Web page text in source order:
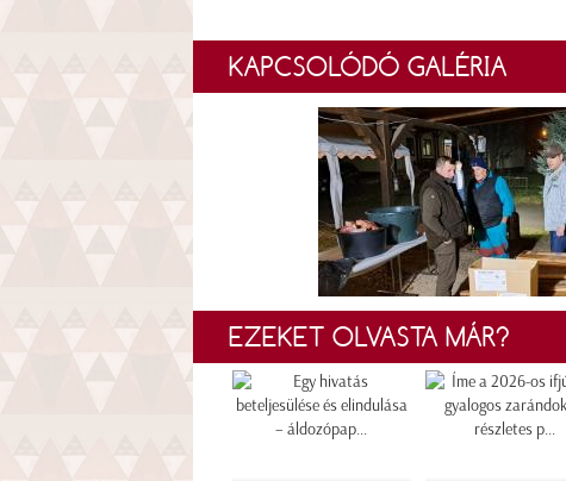
KAPCSOLÓDÓ GALÉRIA
EZEKET OLVASTA MÁR?